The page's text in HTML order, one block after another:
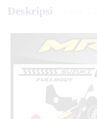
Deskripsi